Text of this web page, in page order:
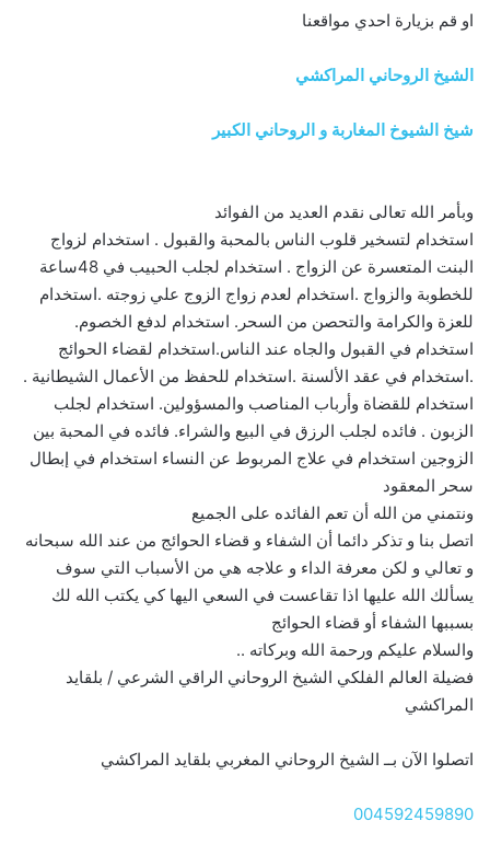
او قم بزيارة احدي مواقعنا
الشيخ الروحاني المراكشي
شيخ الشيوخ المغاربة و الروحاني الكبير
وبأمر الله تعالى نقدم العديد من الفوائد
استخدام لتسخير قلوب الناس بالمحبة والقبول . استخدام لزواج
البنت المتعسرة عن الزواج . استخدام لجلب الحبيب في 48ساعة
للخطوبة والزواج .استخدام لعدم زواج الزوج علي زوجته .استخدام
للعزة والكرامة والتحصن من السحر. استخدام لدفع الخصوم.
استخدام في القبول والجاه عند الناس.استخدام لقضاء الحوائج
.استخدام في عقد الألسنة .استخدام للحفظ من الأعمال الشيطانية .
استخدام للقضاة وأرباب المناصب والمسؤولين. استخدام لجلب
الزبون . فائده لجلب الرزق في البيع والشراء. فائده في المحبة بين
الزوجين استخدام في علاج المربوط عن النساء استخدام في إبطال
سحر المعقود
ونتمني من الله أن تعم الفائده على الجميع
اتصل بنا و تذكر دائما أن الشفاء و قضاء الحوائج من عند الله سبحانه
و تعالي و لكن معرفة الداء و علاجه هي من الأسباب التي سوف
يسألك الله عليها اذا تقاعست في السعي اليها كي يكتب الله لك
بسببها الشفاء أو قضاء الحوائج
والسلام عليكم ورحمة الله وبركاته ..
فضيلة العالم الفلكي الشيخ الروحاني الراقي الشرعي / بلقايد
المراكشي
اتصلوا الآن بــ الشيخ الروحاني المغربي بلقايد المراكشي
004592459890